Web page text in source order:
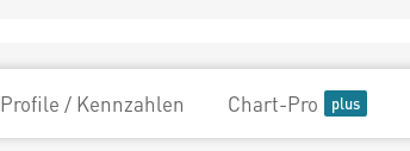
Profile / Kennzahlen Chart-Pro